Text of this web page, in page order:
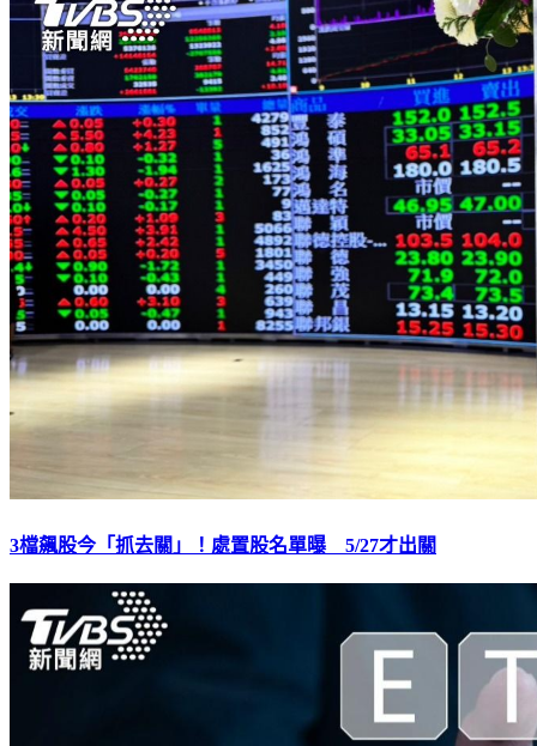
3檔飆股今「抓去關」！處置股名單曝 5/27才出關